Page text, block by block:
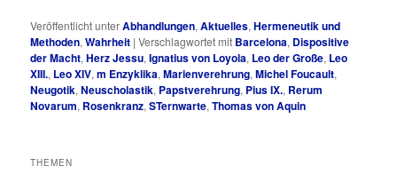
Veröffentlicht unterAbhandlungen,Aktuelles,Hermeneutik und
Methoden,Wahrheit |Verschlagwortet mit Barcelona, Dispositive
der Macht,Herz Jessu,Ignatius von Loyola, Leo der Große, Leo
XIII., Leo XIV,m Enzyklika,Marienverehrung,Michel Foucault,
Neugotik,Neuscholastik, Papstverehrung, Pius IX., Rerum
Novarum, Rosenkranz,STernwarte,Thomas von Aquin
THEMEN